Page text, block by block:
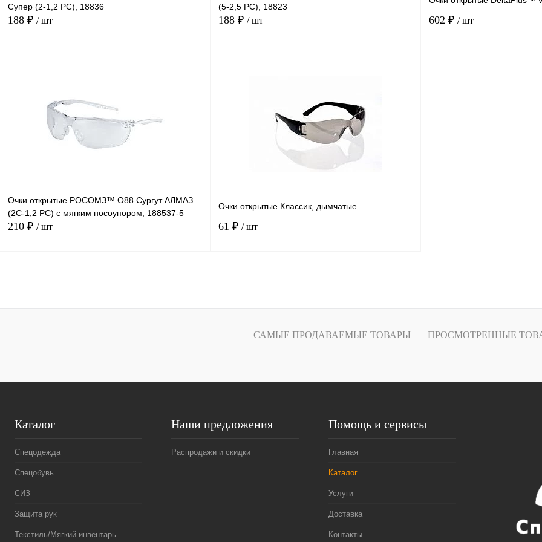
Супер (2-1,2 РС), 18836
188 ₽ / шт
Купить в
В избранное
наличии
(5-2,5 РС), 18823
188 ₽ / шт
Купить в
В избранное
наличии
602 ₽ / шт
Очки открытые РОСОМЗ™ О88 Сургут АЛМАЗ
(2С-1,2 PC) с мягким носоупором, 188537-5
210 ₽ / шт
Купить в
Сравнение
Очки открытые Классик, дымчатые
61 ₽ / шт
Купить в
Сравнение
В избранное
В
САМЫЕ ПРОДАВАЕМЫЕ ТОВАРЫ ПРОСМОТРЕННЫЕ
Каталог
Спецодежда
Спецобувь
СИЗ
Защита рук
Текстиль/Мягкий инвентарь
Наши предложения
Распродажи и скидки
Помощь и сервисы
Главная
Каталог
Услуги
Доставка
Контакты